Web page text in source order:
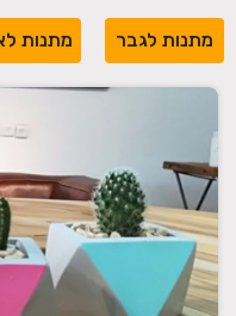
מתנות לגבר מתנות